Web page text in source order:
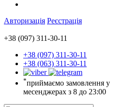
Авторизація Реєстрація
+38 (097) 311-30-11
+38 (097) 311-30-11
+38 (063) 311-30-11
*приймаємо замовлення у
месенджерах з 8 до 23:00